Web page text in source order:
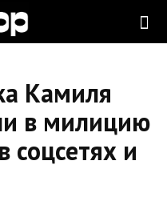
Камиля
в милицию
соцсетях и